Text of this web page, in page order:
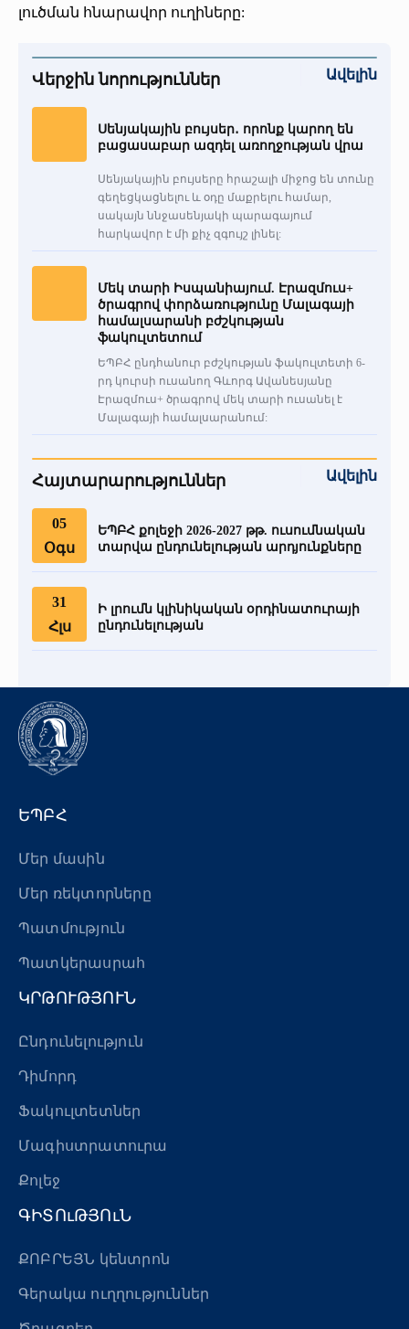
լուծման հնարավոր ուղիները:
Վերջին նորություններ Ավելին
Սենյակային բույսեր․ որոնք կարող են
բացասաբար ազդել առողջության վրա
Սենյակային բույսերը հրաշալի միջոց են տունը
գեղեցկացնելու և օդը մաքրելու համար,
սակայն ննջասենյակի պարագայում
հարկավոր է մի քիչ զգույշ լինել:
Մեկ տարի Իսպանիայում. Էրազմուս+
ծրագրով փորձառությունը Մալագայի
համալսարանի բժշկության
ֆակուլտետում
ԵՊԲՀ ընդհանուր բժշկության ֆակուլտետի 6-
րդ կուրսի ուսանող Գևորգ Ավանեսյանը
Էրազմուս+ ծրագրով մեկ տարի ուսանել է
Մալագայի համալսարանում:
Հայտարարություններ Ավելին
05
Օգս
ԵՊԲՀ քոլեջի 2026-2027 թթ. ուսումնական
տարվա ընդունելության արդյունքները
31
Հլս
Ի լրումն կլինիկական օրդինատուրայի
ընդունելության
ԵՊԲՀ
Մեր մասին
Մեր ռեկտորները
Պատմություն
Պատկերասրահ
ԿՐԹՈՒԹՅՈՒՆ
Ընդունելություն
Դիմորդ
Ֆակուլտետներ
Մագիստրատուրա
Քոլեջ
ԳԻՏՈւԹՅՈւՆ
ՔՈԲՐԵՅՆ կենտրոն
Գերակա ուղղություններ